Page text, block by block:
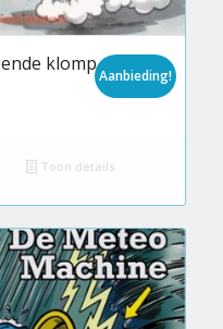
klomp
Aanbieding!
Toon details